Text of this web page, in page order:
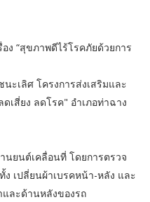
ง “สุขภาพดีไร้โรคภัยด้วยการ
เลิศ โครงการส่งเสริมและ
เสี่ยง ลดโรค" อำเภอท่าฉาง
นต์เคลื่อนที่ โดยการตรวจ
เปลี่ยนผ้าเบรคหน้า-หลัง และ
ละด้านหลังของรถ